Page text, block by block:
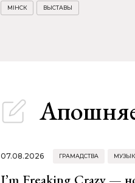
МІНСК ВЫСТАВЫ
07.08.2026 ГРАМАДСТВА